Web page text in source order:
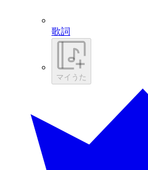
歌詞
マイうた